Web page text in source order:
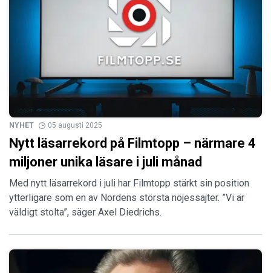
NYHET 05 augusti 2025
Nytt läsarrekord på Filmtopp – närmare 4
miljoner unika läsare i juli månad
Med nytt läsarrekord i juli har Filmtopp stärkt sin position
ytterligare som en av Nordens största nöjessajter. ”Vi är
väldigt stolta”, säger Axel Diedrichs.